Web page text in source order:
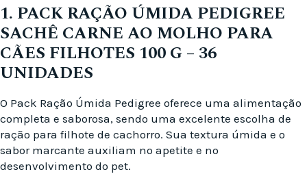
1. PACK RAÇÃO ÚMIDA PEDIGREE
SACHÊ CARNE AO MOLHO PARA
CÃES FILHOTES 100 G – 36
UNIDADES
O Pack Ração Úmida Pedigree oferece uma alimentação
completa e saborosa, sendo uma excelente escolha de
ração para filhote de cachorro. Sua textura úmida e o
sabor marcante auxiliam no apetite e no
desenvolvimento do pet.